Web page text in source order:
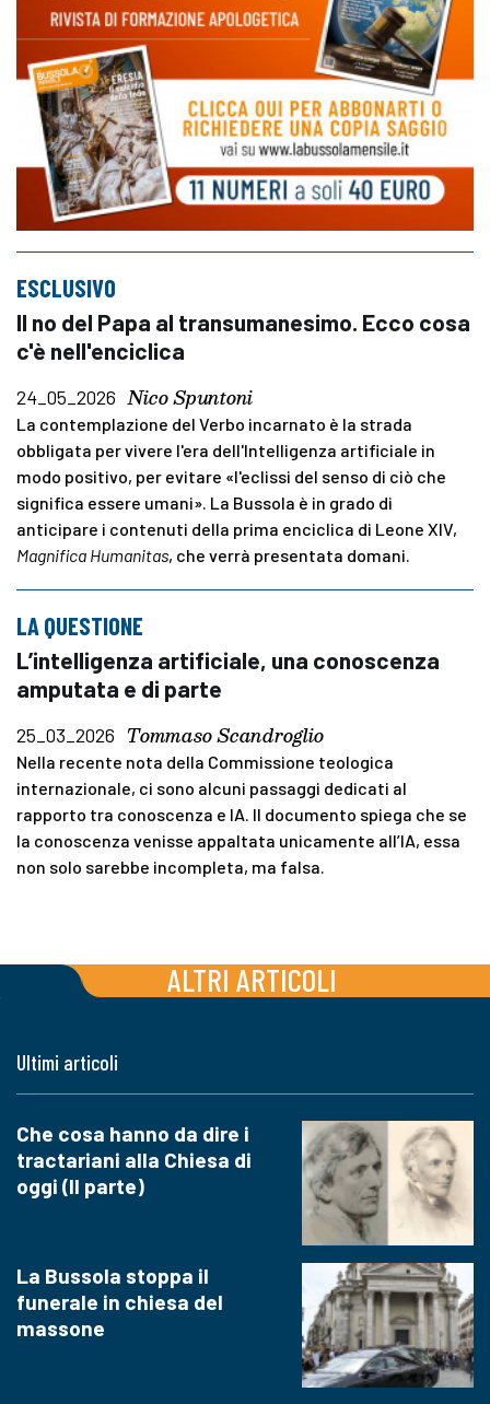
ESCLUSIVO
Il no del Papa al transumanesimo. Ecco cosa
c'è nell'enciclica
24_05_2026 Nico Spuntoni
La contemplazione del Verbo incarnato è la strada
obbligata per vivere l'era dell'Intelligenza artificiale in
modo positivo, per evitare «l'eclissi del senso di ciò che
significa essere umani». La Bussola è in grado di
anticipare i contenuti della prima enciclica di Leone XIV,
Magnifica Humanitas, che verrà presentata domani.
LA QUESTIONE
L’intelligenza artificiale, una conoscenza
amputata e di parte
25_03_2026 Tommaso Scandroglio
Nella recente nota della Commissione teologica
internazionale, ci sono alcuni passaggi dedicati al
rapporto tra conoscenza e IA. Il documento spiega che se
la conoscenza venisse appaltata unicamente all’IA, essa
non solo sarebbe incompleta, ma falsa.
ALTRI ARTICOLI
Ultimi articoli
Che cosa hanno da dire i
tractariani alla Chiesa di
oggi (II parte)
La Bussola stoppa il
funerale in chiesa del
massone